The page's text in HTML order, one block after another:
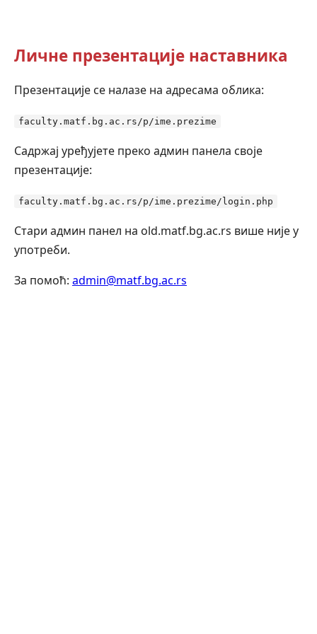
Личне презентације наставника
Презентације се налазе на адресама облика:
faculty.matf.bg.ac.rs/p/ime.prezime
Садржај уређујете преко админ панела своје
презентације:
faculty.matf.bg.ac.rs/p/ime.prezime/login.php
Стари админ панел на old.matf.bg.ac.rs више није у
употреби.
За помоћ: admin@matf.bg.ac.rs